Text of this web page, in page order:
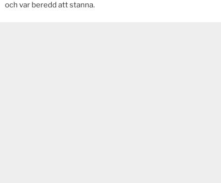
och var beredd att stanna.